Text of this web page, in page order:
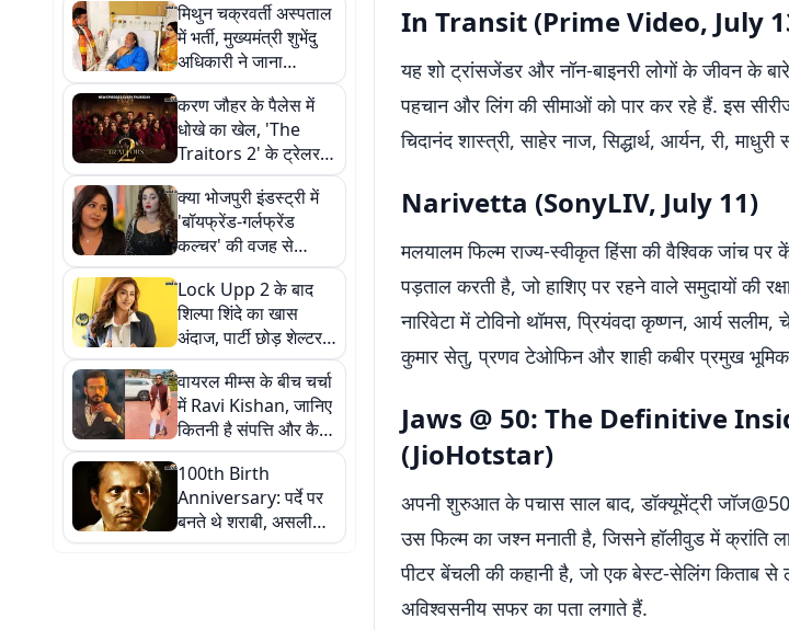
मिथुन चक्रवर्ती अस्पताल
में भर्ती, मुख्यमंत्री शुभेंदु
अधिकारी ने जाना
कुशलक्षेम, जानें कैसी ही
एक्टर की तबीयत
करण जौहर के पैलेस में
धोखे का खेल, 'The
Traitors 2' के ट्रेलर में
मल्लिका शेरावत ने रिया
चक्रवर्ती को दिखाया
आईना
क्या भोजपुरी इंडस्ट्री में
'बॉयफ्रेंड-गर्लफ्रेंड
कल्चर' की वजह से
एक्ट्रेसेस को नहीं मिलती
फिल्में? रानी-काजल ने
खोली पोल
Lock Upp 2 के बाद
शिल्पा शिंदे का खास
अंदाज, पार्टी छोड़ शेल्टर
होम पहुंचीं, बोलीं- 'मैं ही
विजेता बन गई'
वायरल मीम्स के बीच चर्चा
में Ravi Kishan, जानिए
कितनी है संपत्ति और कैसी
है लाइफस्टाइल
100th Birth
Anniversary: पर्दे पर
बनते थे शराबी, असली
जिंदगी में झेला कड़ा
In Transit (Prime Video, July
यह शो ट्रांसजेंडर और नॉन-बाइनरी लोगों के जीवन के
पहचान और लिंग की सीमाओं को पार कर रहे हैं. इस
चिदानंद शास्त्री, साहेर नाज, सिद्धार्थ, आर्यन, री,
Narivetta (SonyLIV, July 11)
मलयालम फिल्म राज्य-स्वीकृत हिंसा की वैश्विक जांच
पड़ताल करती है, जो हाशिए पर रहने वाले समुदायों की
नारिवेटा में टोविनो थॉमस, प्रियंवदा कृष्णन, आर्य
कुमार सेतु, प्रणव टेओफिन और शाही कबीर प्रमुख
Jaws @ 50: The Definitive
(JioHotstar)
अपनी शुरुआत के पचास साल बाद, डॉक्यूमेंट्री
उस फिल्म का जश्न मनाती है, जिसने हॉलीवुड में क्रांति
पीटर बेंचली की कहानी है, जो एक बेस्ट-सेलिंग किताब
अविश्वसनीय सफर का पता लगाते हैं.